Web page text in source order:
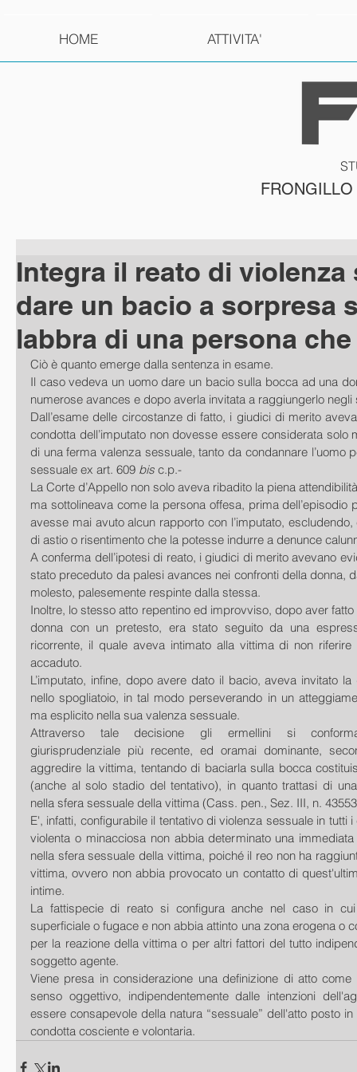
HOME ATTIVITA'
Integra il reato di violenza
dare un bacio a sorpresa
labbra di una persona
Ciò è quanto emerge dalla sentenza in esame.
Il caso vedeva un uomo dare un bacio sulla bocca ad una
numerose avances e dopo averla invitata a raggiungerlo negli
Dall’esame delle circostanze di fatto, i giudici di merito
condotta dell’imputato non dovesse essere considerata solo
di una ferma valenza sessuale, tanto da condannare l’uomo
sessuale ex art. 609 bis c.p.-
La Corte d’Appello non solo aveva ribadito la piena
ma sottolineava come la persona offesa, prima dell’episodio
avesse mai avuto alcun rapporto con l’imputato,
di astio o risentimento che la potesse indurre a denunce
A conferma dell’ipotesi di reato, i giudici di merito avevano
stato preceduto da palesi avances nei confronti della donna,
molesto, palesemente respinte dalla stessa.
Inoltre, lo stesso atto repentino ed improvviso, dopo aver
donna con un pretesto, era stato seguito da una
ricorrente, il quale aveva intimato alla vittima di non
accaduto.
L’imputato, infine, dopo avere dato il bacio, aveva invitato
nello spogliatoio, in tal modo perseverando in un
ma esplicito nella sua valenza sessuale.
Attraverso tale decisione gli ermellini si
giurisprudenziale più recente, ed oramai dominante,
aggredire la vittima, tentando di baciarla sulla bocca
(anche al solo stadio del tentativo), in quanto trattasi di
nella sfera sessuale della vittima (Cass. pen., Sez. III, n.
E', infatti, configurabile il tentativo di violenza sessuale in tutti
violenta o minacciosa non abbia determinato una
nella sfera sessuale della vittima, poiché il reo non ha
vittima, ovvero non abbia provocato un contatto di
intime.
La fattispecie di reato si configura anche nel caso in
superficiale o fugace e non abbia attinto una zona erogena o
per la reazione della vittima o per altri fattori del tutto
soggetto agente.
Viene presa in considerazione una definizione di atto
senso oggettivo, indipendentemente dalle intenzioni
essere consapevole della natura “sessuale” dell'atto posto
condotta cosciente e volontaria.